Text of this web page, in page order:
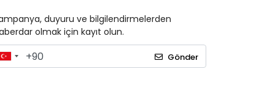
duyuru ve bilgilendirmelerden
olmak için kayıt olun.
Gönder